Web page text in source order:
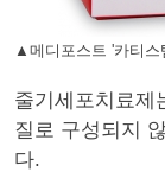
▲메디포스트 '카티스
줄기세포치료제
질로 구성되지
다.